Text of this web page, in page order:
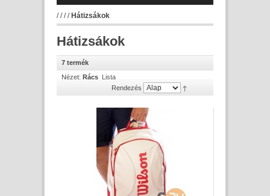
//// Hátizsákok
Hátizsákok
7 termék
Nézet: Rács Lista
Rendezés